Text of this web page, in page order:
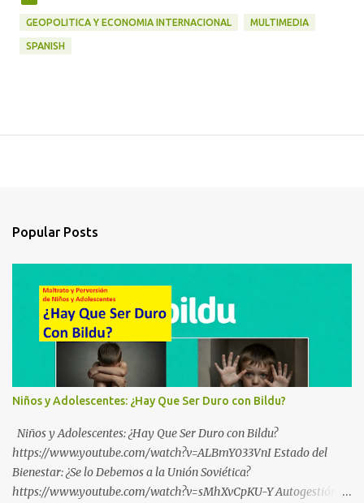
GEOPOLITICA Y ECONOMIA INTERNACIONAL MULTIMEDIA
SPANISH
Popular Posts
Niños y Adolescentes: ¿Hay Que Ser Duro con Bildu?
Niños y Adolescentes: ¿Hay Que Ser Duro con Bildu?
https://www.youtube.com/watch?v=ALBmY033VnI Estado del
Bienestar: ¿Se lo Debemos a la Unión Soviética?
https://www.youtube.com/watch?v=sMhXvCpKU-Y Autogestión